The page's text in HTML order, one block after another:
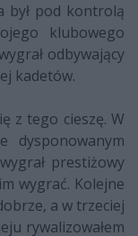
był pod kontrolą
klubowego
odbywający
kadetów.
z tego cieszę. W
dysponowanym
prestiżowy
wygrać. Kolejne
a w trzeciej
rywalizowałem